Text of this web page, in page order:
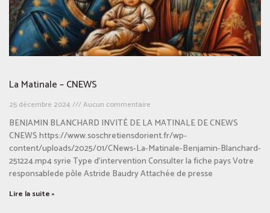
La Matinale – CNEWS
25 décembre 2024 Aucun commentaire
BENJAMIN BLANCHARD INVITÉ DE LA MATINALE DE CNEWS
CNEWS https://www.soschretiensdorient.fr/wp-
content/uploads/2025/01/CNews-La-Matinale-Benjamin-Blanchard-
251224.mp4 syrie Type d’intervention Consulter la fiche pays Votre
responsablede pôle Astride Baudry Attachée de presse
Lire la suite »